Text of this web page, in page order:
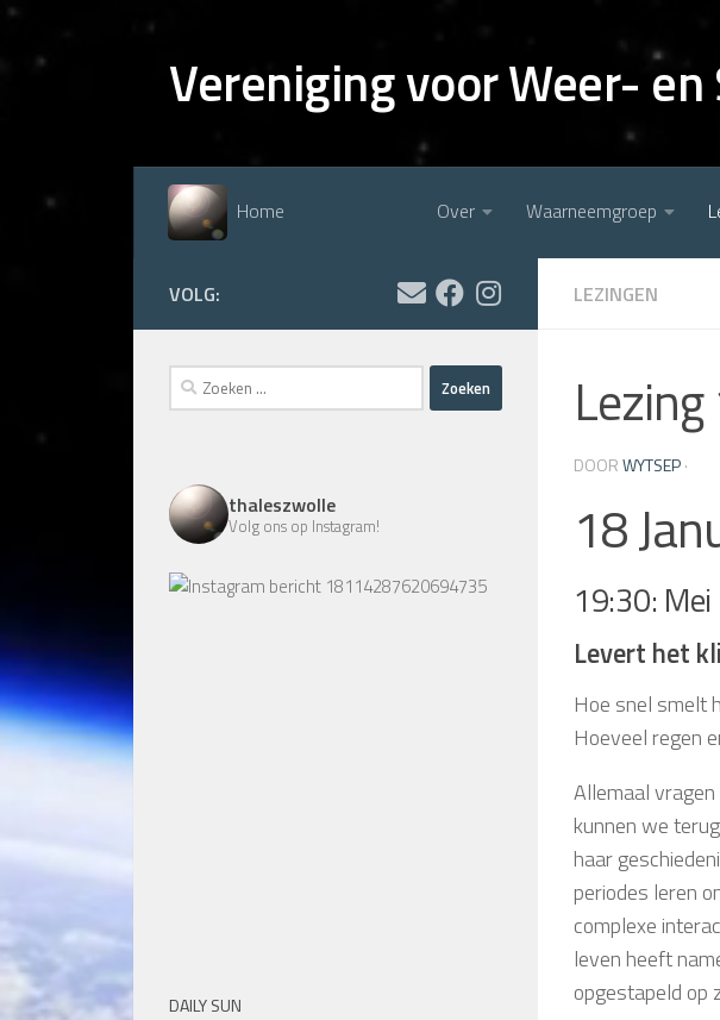
Doorgaan naar inhoud
Vereniging voor Weer-
Home Over Waarneemgroep
LEZINGEN
DOORWYTSEP·
18
19:30:
Levert het
Hoe snel smelt
Hoeveel regen
Allemaal
kunnen we
haar
periodes leren
complexe
leven heeft
opgestapeld op
VOLG:
Zoeken
naar:
thaleszwolle
Volg ons op Instagram!
DAILY SUN